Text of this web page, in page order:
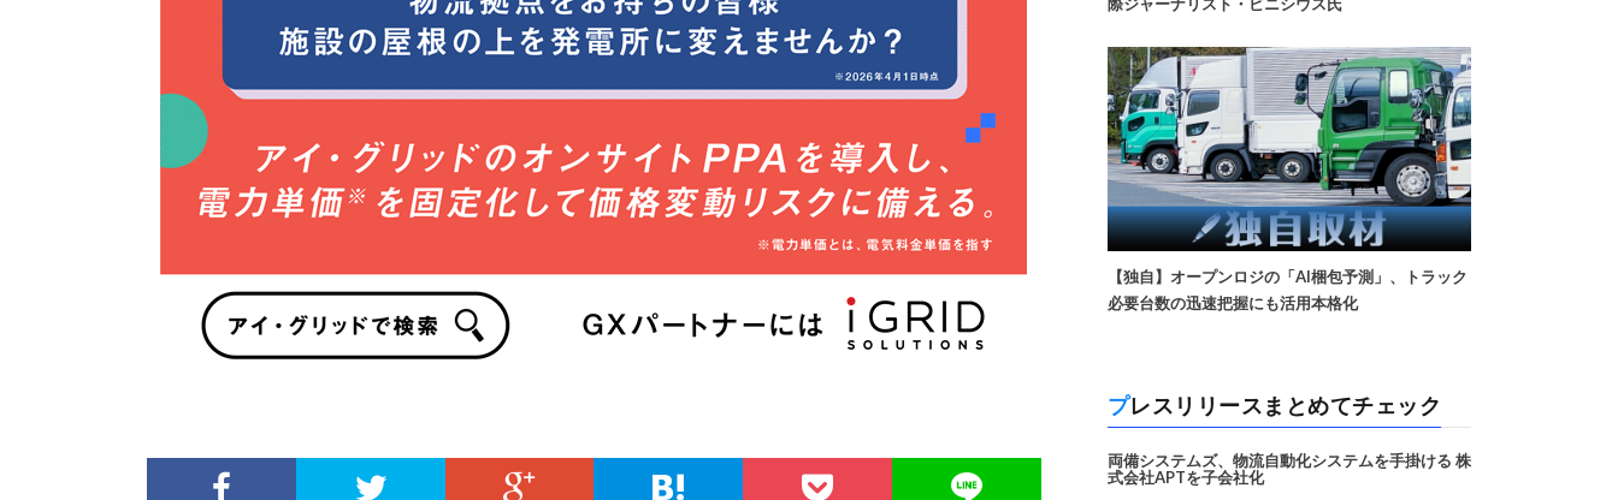
【独自】オープンロジの「AI梱包予測」、トラック
必要台数の迅速把握にも活用本格化
プレスリリースまとめてチェック
両備システムズ、物流自動化システムを手掛ける 株
式会社APTを子会社化